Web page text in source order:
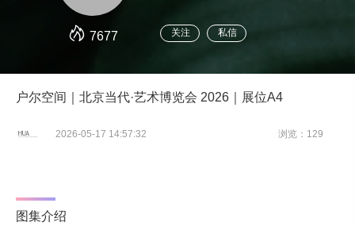
7677 关注 私信
户尔空间｜北京当代·艺术博览会 2026｜展位A4
2026-05-17 14:57:32 浏览：129
图集介绍